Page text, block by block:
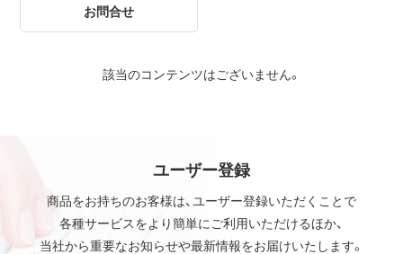
お問合せ
該当のコンテンツはございません。
ユーザー登録
商品をお持ちのお客様は、ユーザー登録いただくことで
各種サービスをより簡単にご利用いただけるほか、
当社から重要なお知らせや最新情報をお届けいたします。